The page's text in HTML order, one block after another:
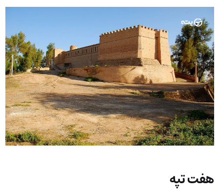
هفت تپه